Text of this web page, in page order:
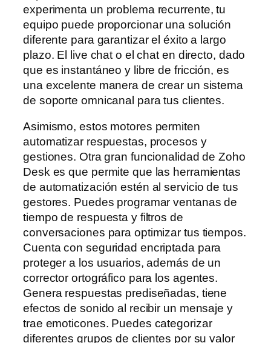
experimenta un problema recurrente, tu
equipo puede proporcionar una solución
diferente para garantizar el éxito a largo
plazo. El live chat o el chat en directo, dado
que es instantáneo y libre de fricción, es
una excelente manera de crear un sistema
de soporte omnicanal para tus clientes.
Asimismo, estos motores permiten
automatizar respuestas, procesos y
gestiones. Otra gran funcionalidad de Zoho
Desk es que permite que las herramientas
de automatización estén al servicio de tus
gestores. Puedes programar ventanas de
tiempo de respuesta y filtros de
conversaciones para optimizar tus tiempos.
Cuenta con seguridad encriptada para
proteger a los usuarios, además de un
corrector ortográfico para los agentes.
Genera respuestas prediseñadas, tiene
efectos de sonido al recibir un mensaje y
trae emoticones. Puedes categorizar
diferentes grupos de clientes por su valor